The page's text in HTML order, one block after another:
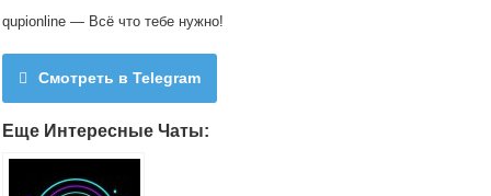
qupionline — Всё что тебе нужно!
Смотреть в Telegram
Еще Интересные Чаты: